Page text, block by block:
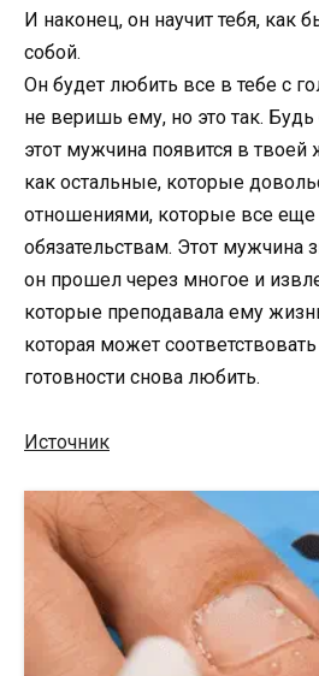
И наконец, он научит тебя, как
собой.
Он будет любить все в тебе с
не веришь ему, но это так. Будь
этот мужчина появится в твоей
как остальные, которые
отношениями, которые все еще
обязательствам. Этот мужчина
он прошел через многое и
которые преподавала ему
которая может
готовности снова любить.
Источник